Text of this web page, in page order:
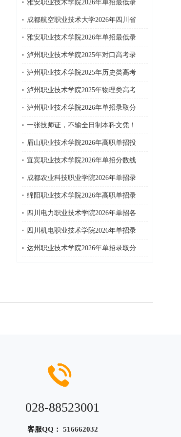
雅安职业技术学院2026年单招最低录
成都航空职业技术大学2026年四川省
雅安职业技术学院2026年单招最低录
泸州职业技术学院2025年对口高考录
泸州职业技术学院2025年历史类高考
泸州职业技术学院2025年物理类高考
泸州职业技术学院2026年单招录取分
一张技师证，不输全日制本科文凭！
眉山职业技术学院2026年高职单招投
宜宾职业技术学院2026年单招分数线
成都农业科技职业学院2026年单招录
绵阳职业技术学院2026年高职单招录
四川电力职业技术学院2026年单招各
四川机电职业技术学院2026年单招录
达州职业技术学院2026年单招录取分
028-88523001
客服QQ： 516662032